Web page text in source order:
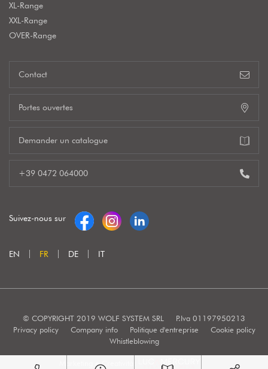
XL-Range
XXL-Range
OVER-Range
Contact
Portes ouvertes
Demander un catalogue
+39 0472 064000
Suivez-nous sur
EN FR DE IT
© COPYRIGHT 2019 WOLF SYSTEM SRL
P.Iva 01197950213
Privacy policy
Company info Politique d'entreprise
Cookie policy
Whistleblowing
Marketing e Creatività: